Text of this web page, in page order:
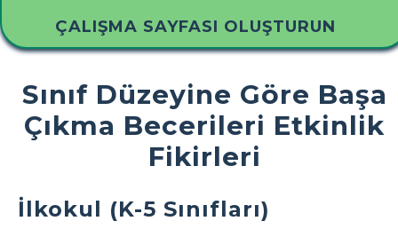
ÇALIŞMA SAYFASI OLUŞTURUN
Sınıf Düzeyine Göre Başa
Çıkma Becerileri Etkinlik
Fikirleri
İlkokul (K-5 Sınıfları)